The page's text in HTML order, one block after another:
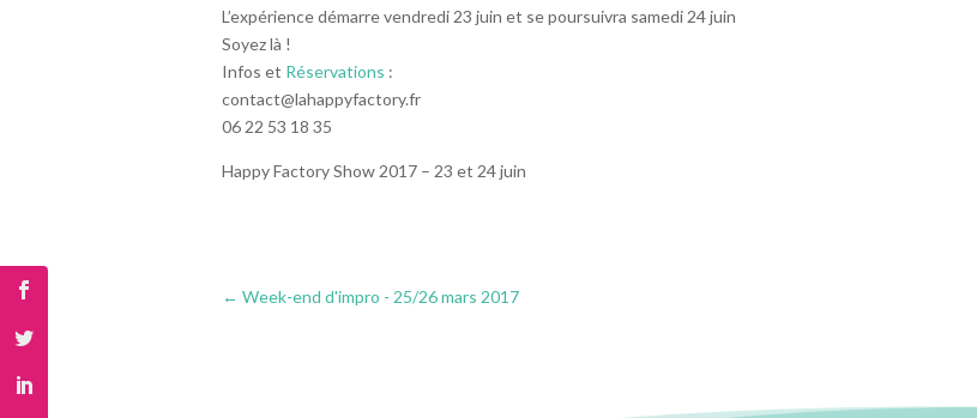
L’expérience démarre vendredi 23 juin et se poursuivra samedi 24 juin
Soyez là !
Infos et Réservations :
contact@lahappyfactory.fr
06 22 53 18 35
Happy Factory Show 2017 – 23 et 24 juin
←Week-end d'impro - 25/26 mars 2017